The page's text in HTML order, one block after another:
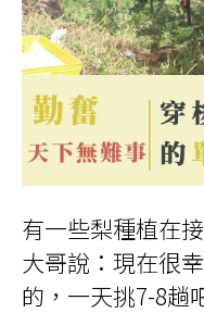
有一些梨種植在
大哥說：現在很
的，一天挑7-8趟